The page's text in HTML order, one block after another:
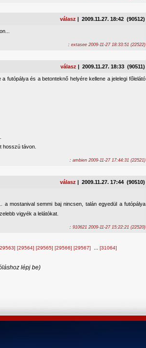
válasz | 2009.11.27. 18:42 (90512)
: extasee 2009-11-27 18:33:51 (22522)
válasz | 2009.11.27. 18:33 (90511)
futópálya és a betonteknő helyére kellene a jelelegi főlelátó
hosszú távon.
: ambien 2009-11-27 17:44:31 (22521)
válasz | 2009.11.27. 17:44 (90510)
a mostanival semmi baj nincsen, talán egyedül a futópálya
vigyék a lelátókat.
: 910621 2009-11-27 15:22:21 (22520)
[29564] [29565] [29566] [29567] ... [31064]
lépj be)